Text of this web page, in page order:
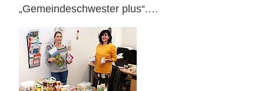
„Gemeindeschwester plus“.…